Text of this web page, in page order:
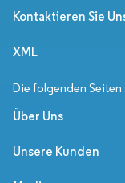
Kontaktieren Sie
XML
Die folgenden
Über Uns
Unsere Kunden